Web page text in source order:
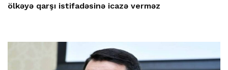
ölkəyə qarşı istifadəsinə icazə verməz